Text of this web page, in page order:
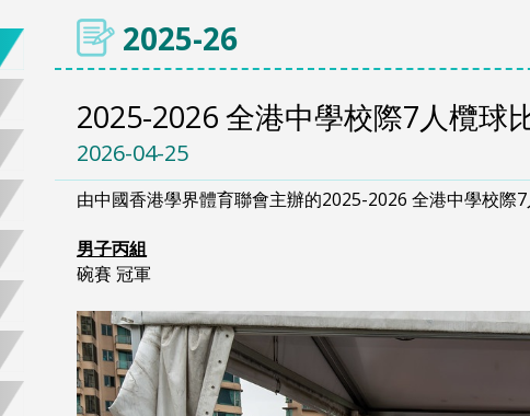
2025-26
2025-2026 全港中學校際7人欖球
2026-04-25
由中國香港學界體育聯會主辦的2025-2026 全港中學校際
男子丙組
碗賽 冠軍